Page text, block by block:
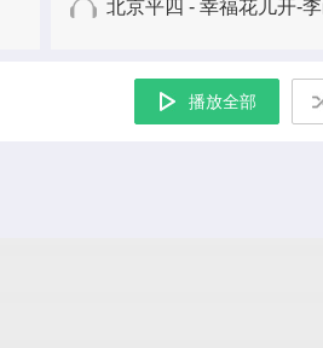
北京平四 - 幸福花儿开-